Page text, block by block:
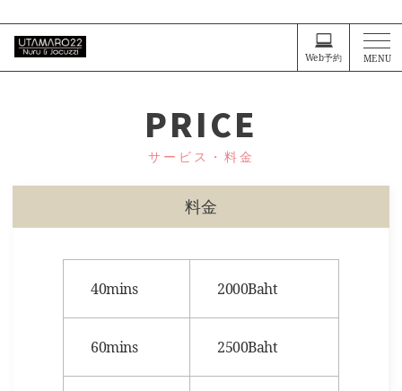
Web予約 MENU
PRICE
サービス・料金
料金
40mins 2000Baht
60mins 2500Baht